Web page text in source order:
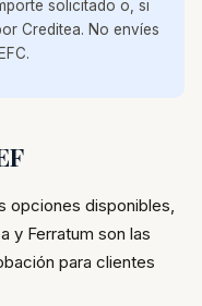
solicitado o, si
Creditea. No envíes
opciones disponibles,
y Ferratum son las
para clientes